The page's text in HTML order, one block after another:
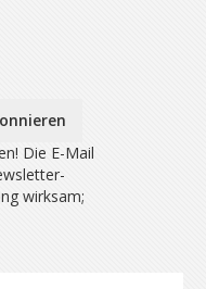
Die E-Mail
wirksam;